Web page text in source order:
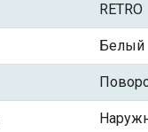
RETRO
Белый